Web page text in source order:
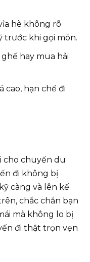
hè không rõ
trước khi gọi món.
hay mua hải
cao, hạn chế đi
cho chuyến du
đi không bị
càng và lên kế
chắc chắn bạn
mà không lo bị
đi thật trọn vẹn